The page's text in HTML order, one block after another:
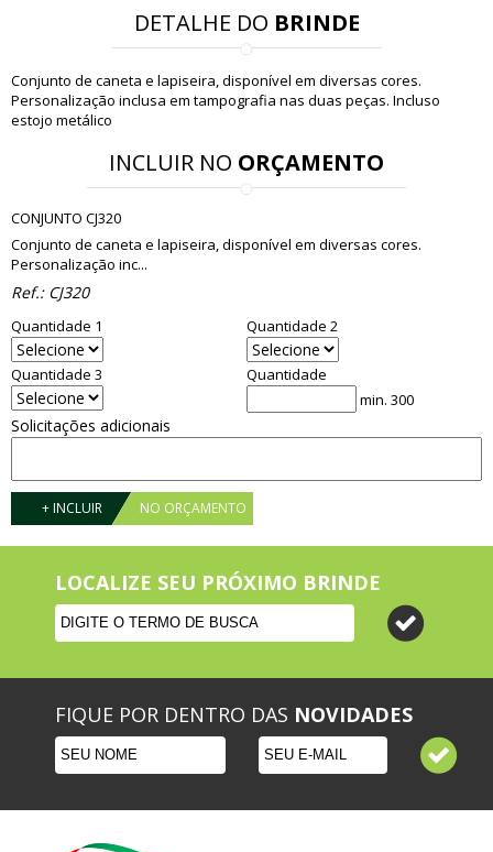
DETALHE DO BRINDE
Conjunto de caneta e lapiseira, disponível em diversas cores.
Personalização inclusa em tampografia nas duas peças. Incluso
estojo metálico
INCLUIR NO ORÇAMENTO
CONJUNTO CJ320
Conjunto de caneta e lapiseira, disponível em diversas cores.
Personalização inc...
Ref.: CJ320
Quantidade 1 Quantidade 2
Quantidade 3
Quantidade
min. 300
Solicitações adicionais
+ INCLUIR NO ORÇAMENTO
LOCALIZE SEU PRÓXIMO BRINDE
FIQUE POR DENTRO DAS NOVIDADES